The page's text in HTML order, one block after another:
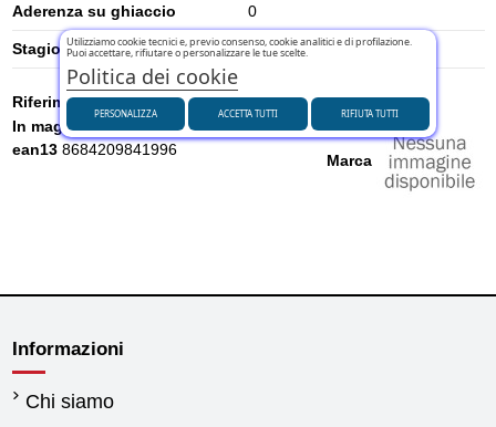
Aderenza su ghiaccio 0
Stagione Estivi
Marca
Riferimento U4183061SHA
In magazzino
ean13 8684209841996
Informazioni
Chi siamo
Utilizziamo cookie tecnici e, previo consenso, cookie analitici e di profilazione.
Puoi accettare, rifiutare o personalizzare le tue scelte.
Politica dei cookie
PERSONALIZZA RIFIUTA TUTTI
ACCETTA TUTTI